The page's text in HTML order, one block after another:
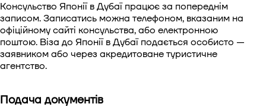
Консульство Японії в Дубаї працює за попереднім
записом. Записатись можна телефоном, вказаним на
офіційному сайті консульства, або електронною
поштою. Віза до Японії в Дубаї подається особисто —
заявником або через акредитоване туристичне
агентство.
Подача документів